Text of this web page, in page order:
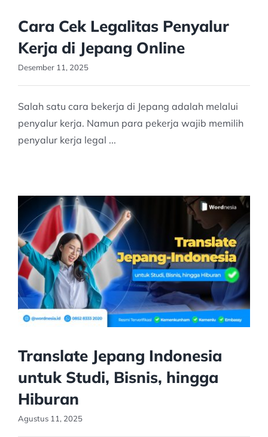
Cara Cek Legalitas Penyalur
Kerja di Jepang Online
Desember 11, 2025
Salah satu cara bekerja di Jepang adalah melalui
penyalur kerja. Namun para pekerja wajib memilih
penyalur kerja legal ...
Translate Jepang Indonesia
untuk Studi, Bisnis, hingga
Hiburan
Agustus 11, 2025